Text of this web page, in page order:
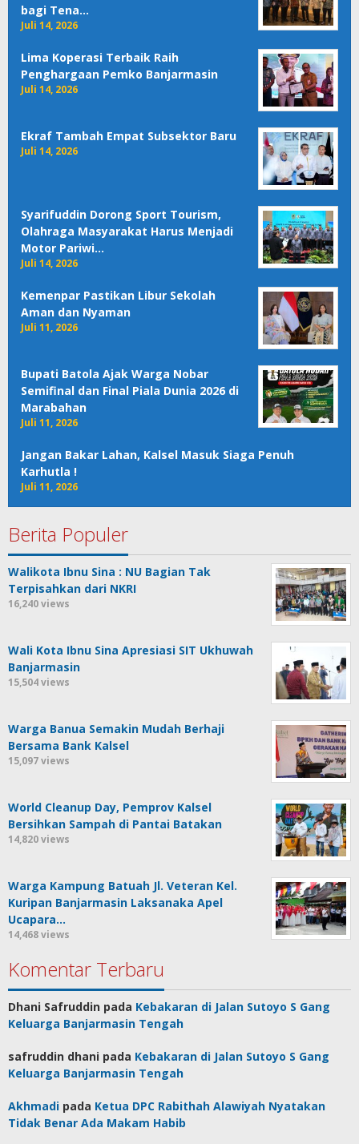
bagi Tena…
Juli 14, 2026
Lima Koperasi Terbaik Raih
Penghargaan Pemko Banjarmasin
Juli 14, 2026
Ekraf Tambah Empat Subsektor Baru
Juli 14, 2026
Syarifuddin Dorong Sport Tourism,
Olahraga Masyarakat Harus Menjadi
Motor Pariwi…
Juli 14, 2026
Kemenpar Pastikan Libur Sekolah
Aman dan Nyaman
Juli 11, 2026
Bupati Batola Ajak Warga Nobar
Semifinal dan Final Piala Dunia 2026 di
Marabahan
Juli 11, 2026
Jangan Bakar Lahan, Kalsel Masuk Siaga Penuh
Karhutla !
Juli 11, 2026
Berita Populer
Walikota Ibnu Sina : NU Bagian Tak
Terpisahkan dari NKRI
16,240 views
Wali Kota Ibnu Sina Apresiasi SIT Ukhuwah
Banjarmasin
15,504 views
Warga Banua Semakin Mudah Berhaji
Bersama Bank Kalsel
15,097 views
World Cleanup Day, Pemprov Kalsel
Bersihkan Sampah di Pantai Batakan
14,820 views
Warga Kampung Batuah Jl. Veteran Kel.
Kuripan Banjarmasin Laksanaka Apel
Ucapara…
14,468 views
Komentar Terbaru
Dhani Safruddin pada Kebakaran di Jalan Sutoyo S Gang
Keluarga Banjarmasin Tengah
safruddin dhani pada Kebakaran di Jalan Sutoyo S Gang
Keluarga Banjarmasin Tengah
Akhmadi pada Ketua DPC Rabithah Alawiyah Nyatakan
Tidak Benar Ada Makam Habib